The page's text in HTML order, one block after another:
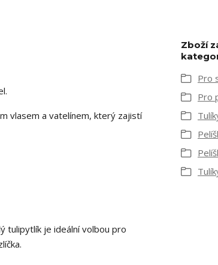
vlasem a vatelínem, který zajistí
tulipytlík je ideální volbou pro
Zboží
Pro
Pro